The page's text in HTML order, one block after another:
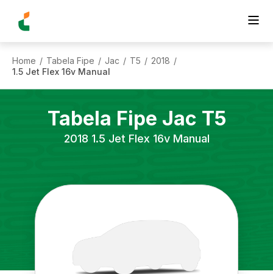
Home / Tabela Fipe / Jac / T5 / 2018 /
1.5 Jet Flex 16v Manual
Tabela Fipe Jac T5
2018 1.5 Jet Flex 16v Manual